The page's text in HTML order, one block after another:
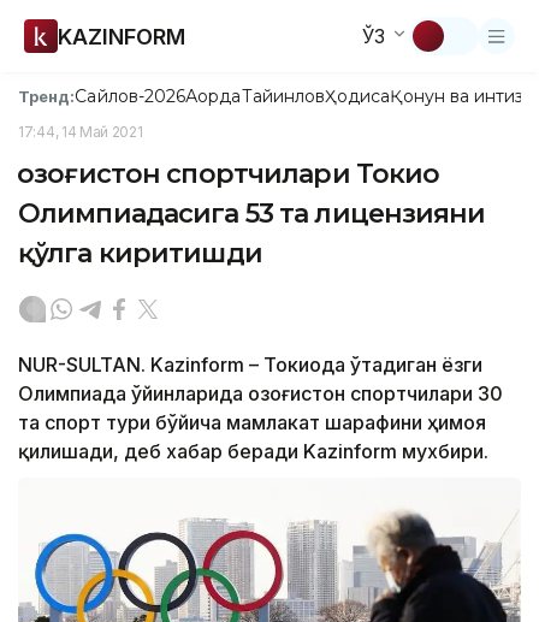
KAZINFORM ЎЗ
Тренд:Сайлов-2026АқордаТайинловҲодисаҚонун ва
17:44, 14 Май 2021
Қозоғистон спортчилари Токио
Олимпиадасига 53 та лицензияни
қўлга киритишди
NUR-SULTAN. Kazinform – Токиода ўтадиган ёзги
Олимпиада ўйинларида Қозоғистон спортчилари 30
та спорт тури бўйича мамлакат шарафини ҳимоя
қилишади, деб хабар беради Kazinform мухбири.